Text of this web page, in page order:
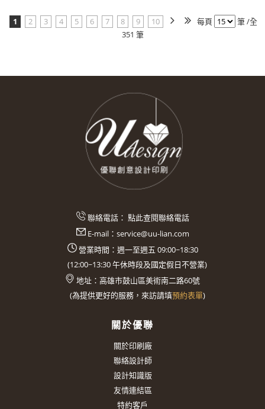
1 2 3 4 5 6 7 8 9 10 每頁
筆 /全
351 筆
聯絡電話： 點此查閱聯絡電話
E-mail： service@uu-lian.com
營業時間：週一至週五 09:00~18:30
(12:00~13:30午休時段及國定假日不營業)
地址： 高雄市鼓山區美術南二路60號
(為提供更好的服務，來訪請填預約表單)
關於優聯
關於印刷廠
聯絡設計師
設計知識版
友情連結區
特約客戶